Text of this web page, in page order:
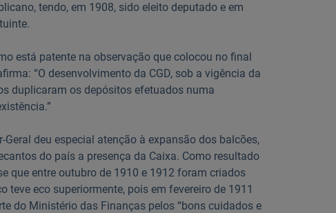
tendo, em 1908, sido eleito deputado e em
está patente na observação que colocou no final
“O desenvolvimento da CGD, sob a vigência da
duplicaram os depósitos efetuados numa
deu especial atenção à expansão dos balcões,
do país a presença da Caixa. Como resultado
que entre outubro de 1910 e 1912 foram criados
teve eco superiormente, pois em fevereiro de 1911
do Ministério das Finanças pelos “bons cuidados e